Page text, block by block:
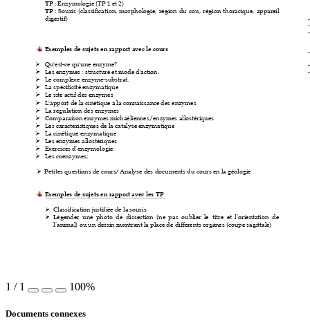
TP : Enzymologie (TP 1 et 2)
TP : Souris (classification, morphologie, région du cou, région thoracique, appareil
digestif)
Exemples de sujets en rapport avec le cours
! Qu'est-ce qu'une enzyme?
! Les enzymes : structure et mode d'action.
! Le complexe enzyme-substrat.
! La spécificité enzymatique
! Le site actif des enzymes
! L'apport de la cinétique à la connaissance des enzymes
! La régulation des enzymes
! Comparaison enzymes michaéliennes/enzymes allostériques
! Les caractéristiques de la catalyse enzymatique
! La cinétique enzymatique
! Les enzymes allostériques
! Exercices d’enzymologie
! Les coenzymes;
! Petites questions de cours/Analyse des documents du cours en la géologie
Exemples de sujets en rapport avec les TP
! Classification justifiée de la souris
! Légender  une  photo  de dissection (ne  pas  oublier  le titre  et  l’orientation  de
l’animal) ou un dessin montrant la place de différents organes (coupe sagittale)
-
-
-
1 / 1 100%
Documents connexes